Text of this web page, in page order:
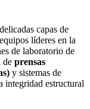
capas de
líderes en la
de laboratorio de
de prensas
y sistemas de
integridad estructural